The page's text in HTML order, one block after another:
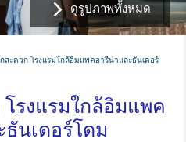
ดูรูปภาพทั้งหมด
ะดวก โรงแรมใกล้อิมแพคอารีน่าและธันเดอร์
รงแรมใกล้อิมแพค
นเดอร์โดม